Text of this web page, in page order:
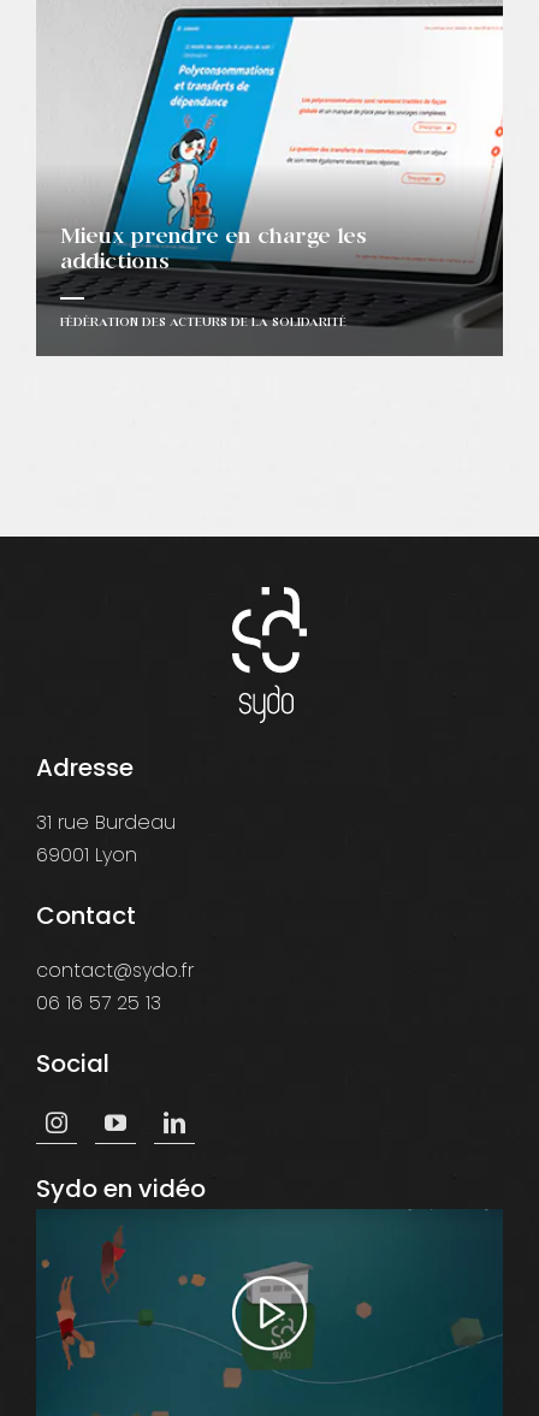
Mieux prendre en charge les
addictions
FÉDÉRATION DES ACTEURS DE LA SOLIDARITÉ
Adresse
31 rue Burdeau
69001 Lyon
Contact
contact@sydo.fr
06 16 57 25 13
Social
Sydo en vidéo